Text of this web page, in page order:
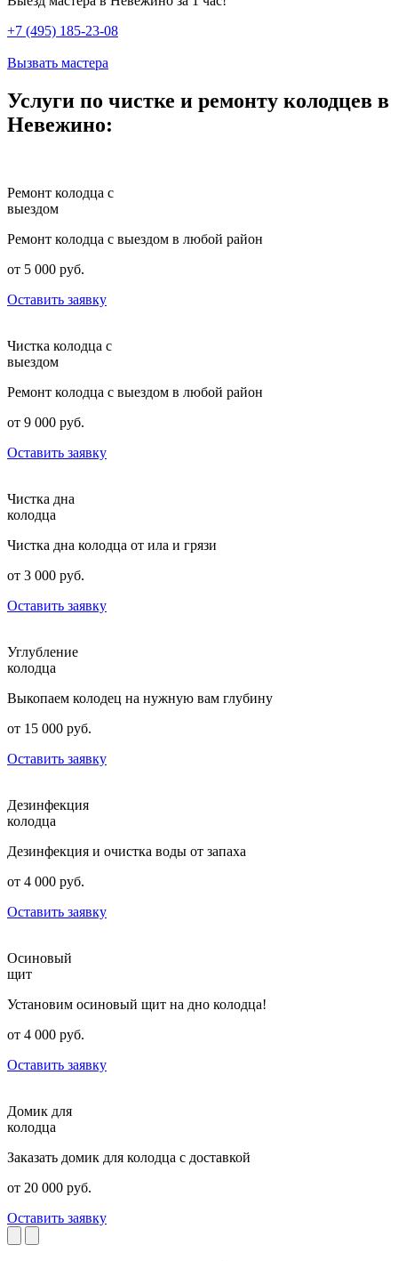
+7 (495) 185-23-08
Вызвать мастера
Услуги по чистке и ремонту колодцев в
Невежино:
Ремонт колодца с
выездом
Ремонт колодца с выездом в любой район
от 5 000 руб.
Оставить заявку
Чистка колодца с
выездом
Ремонт колодца с выездом в любой район
от 9 000 руб.
Оставить заявку
Чистка дна
колодца
Чистка дна колодца от ила и грязи
от 3 000 руб.
Оставить заявку
Углубление
колодца
Выкопаем колодец на нужную вам глубину
от 15 000 руб.
Оставить заявку
Дезинфекция
колодца
Дезинфекция и очистка воды от запаха
от 4 000 руб.
Оставить заявку
Осиновый
щит
Установим осиновый щит на дно колодца!
от 4 000 руб.
Оставить заявку
Домик для
колодца
Заказать домик для колодца с доставкой
от 20 000 руб.
Оставить заявку